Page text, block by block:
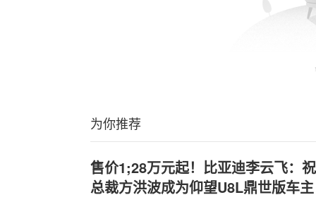
为你推荐
售价1;28万元起！比亚迪李云飞：
总裁方洪波成为仰望U8L鼎世版车主